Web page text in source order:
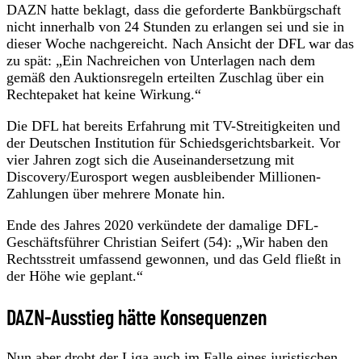
DAZN hatte beklagt, dass die geforderte Bankbürgschaft
nicht innerhalb von 24 Stunden zu erlangen sei und sie in
dieser Woche nachgereicht. Nach Ansicht der DFL war das
zu spät: „Ein Nachreichen von Unterlagen nach dem
gemäß den Auktionsregeln erteilten Zuschlag über ein
Rechtepaket hat keine Wirkung.“
Die DFL hat bereits Erfahrung mit TV-Streitigkeiten und
der Deutschen Institution für Schiedsgerichtsbarkeit. Vor
vier Jahren zogt sich die Auseinandersetzung mit
Discovery/Eurosport wegen ausbleibender Millionen-
Zahlungen über mehrere Monate hin.
Ende des Jahres 2020 verkündete der damalige DFL-
Geschäftsführer Christian Seifert (54): „Wir haben den
Rechtsstreit umfassend gewonnen, und das Geld fließt in
der Höhe wie geplant.“
DAZN-Ausstieg hätte Konsequenzen